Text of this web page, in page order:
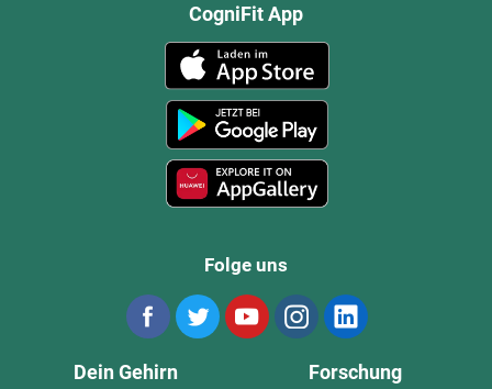
CogniFit App
Folge uns
Dein Gehirn Forschung